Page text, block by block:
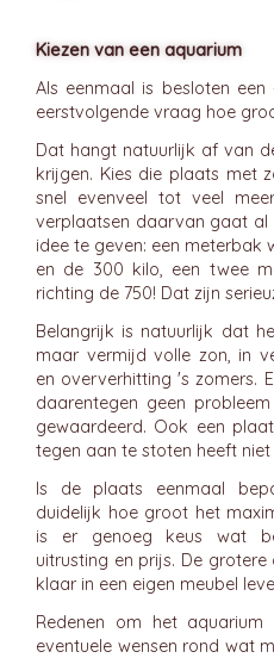
Kiezen van een aquarium
Als eenmaal is besloten een
eerstvolgende vraag hoe
Dat hangt natuurlijk af van
krijgen. Kies die plaats met
snel evenveel tot veel
verplaatsen daarvan gaat al
idee te geven: een meterbak
en de 300 kilo, een twee
richting de 750! Dat zijn
Belangrijk is natuurlijk dat
maar vermijd volle zon, in
en oververhitting 's zomers.
daarentegen geen
gewaardeerd. Ook een
tegen aan te stoten heeft niet
Is de plaats eenmaal
duidelijk hoe groot het
is er genoeg keus wat
uitrusting en prijs. De
klaar in een eigen meubel
Redenen om het
eventuele wensen rond wat